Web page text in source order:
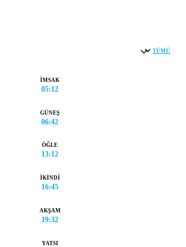
TÜMÜ
İMSAK
05:12
GÜNEŞ
06:42
ÖĞLE
13:12
İKINDI
16:45
AKŞAM
19:32
YATSI